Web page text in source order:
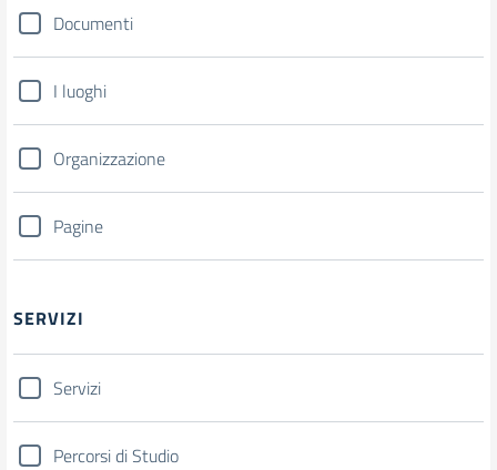
Documenti
I luoghi
Organizzazione
Pagine
SERVIZI
Servizi
Percorsi di Studio